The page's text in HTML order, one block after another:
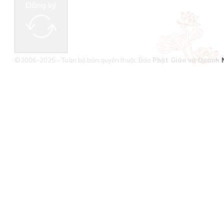
©2006-2025 - Toàn bộ bản quyền thuộc Báo Phật Giáo và Doanh